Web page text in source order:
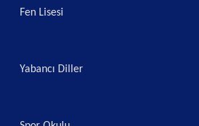
Fen Lisesi
Yabancı Diller